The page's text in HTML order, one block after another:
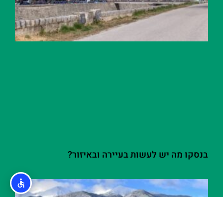
בנסקו מה יש לעשות בעיירה ובאיזור?